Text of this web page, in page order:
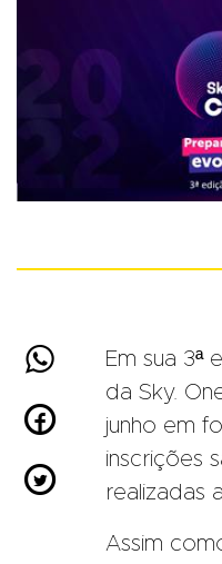



Em sua 3ª
da Sky.
junho em
inscrições
realizadas
Assim